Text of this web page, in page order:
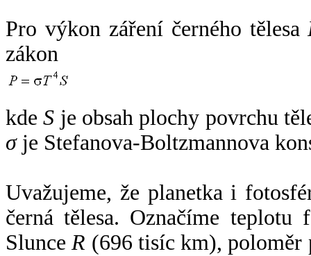
Pro výkon záření černého tělesa
zákon
kdeS je obsah plochy povrchu
σje Stefanova-Boltzmannova
Uvažujeme, že planetka i
černá tělesa. Označíme
SlunceR (696 tisíc km),